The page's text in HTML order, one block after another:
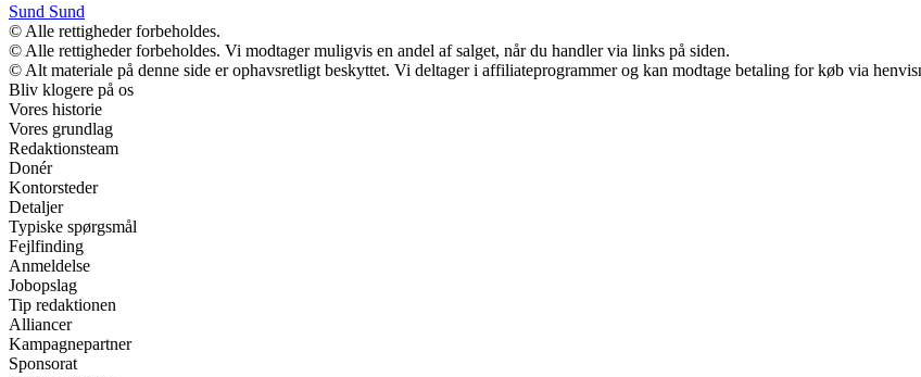
Sund Sund
© Alle rettigheder forbeholdes.
© Alle rettigheder forbeholdes. Vi modtager muligvis en andel af salget, når du handler via links på siden.
© Alt materiale på denne side er ophavsretligt beskyttet. Vi deltager i affiliateprogrammer og kan modtage betaling for køb via
Bliv klogere på os
Vores historie
Vores grundlag
Redaktionsteam
Donér
Kontorsteder
Detaljer
Typiske spørgsmål
Fejlfinding
Anmeldelse
Jobopslag
Tip redaktionen
Alliancer
Kampagnepartner
Sponsorat